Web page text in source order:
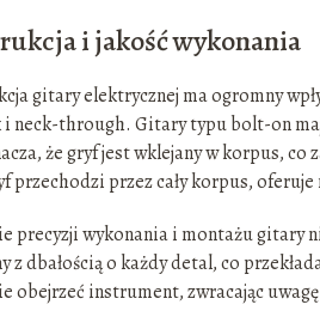
i jakość wykonania
gitary elektrycznej ma ogromny
neck-through. Gitary typu bolt-on
że gryf jest wklejany w korpus,
przechodzi przez cały korpus,
precyzji wykonania i montażu gitary
z dbałością o każdy detal, co
obejrzeć instrument, zwracając